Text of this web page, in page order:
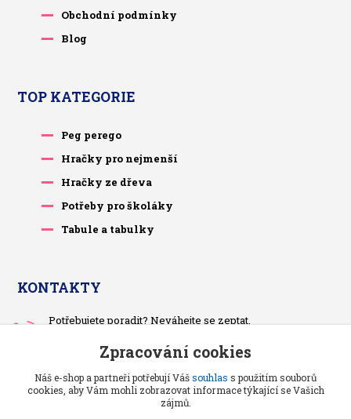
Obchodní podmínky
Blog
TOP KATEGORIE
Peg perego
Hračky pro nejmenší
Hračky ze dřeva
Potřeby pro školáky
Tabule a tabulky
KONTAKTY
Potřebujete poradit? Neváhejte se zeptat.
Po-čt, po 13 hodině
pietrasova.p@seznam.cz
Zpracování cookies
Náš e-shop a partneři potřebují Vášsouhlas s použitím souborů
cookies, aby Vám mohli zobrazovat informace týkající se Vašich
zájmů.